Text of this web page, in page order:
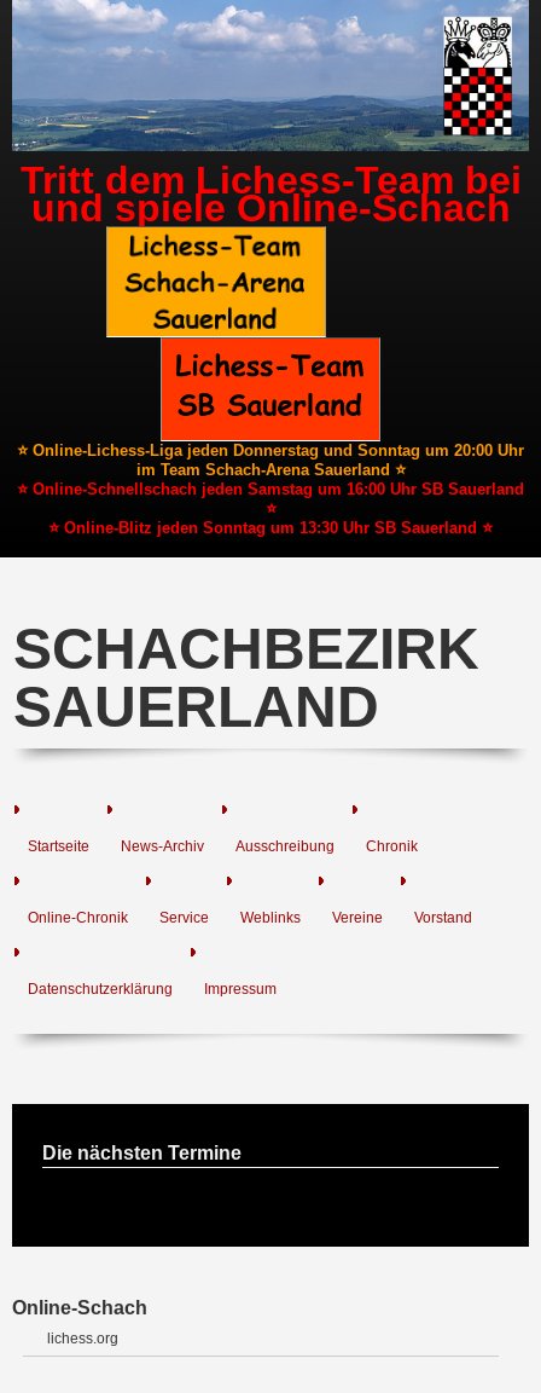
Tritt dem Lichess-Team bei
und spiele Online-Schach
⭐ Online-Lichess-Liga jeden Donnerstag und Sonntag um 20:00 Uhr
im Team Schach-Arena Sauerland ⭐
⭐ Online-Schnellschach jeden Samstag um 16:00 Uhr SB Sauerland
⭐
⭐ Online-Blitz jeden Sonntag um 13:30 Uhr SB Sauerland ⭐
SCHACHBEZIRK
SAUERLAND
Startseite News-Archiv Ausschreibung Chronik
Online-Chronik Service Weblinks Vereine Vorstand
Datenschutzerklärung Impressum
Die nächsten Termine
Online-Schach
lichess.org